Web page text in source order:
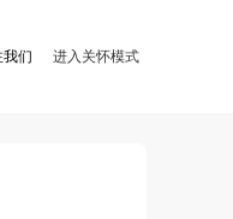
我们 进入关怀模式